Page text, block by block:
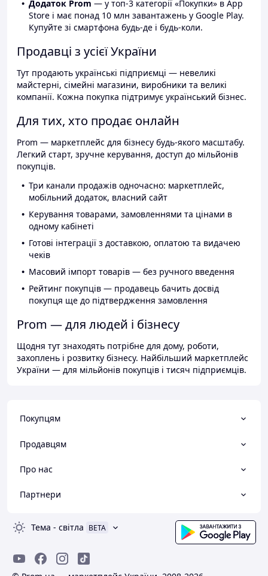
Додаток Prom — у топ-3 категорії «Покупки» в App
Store і має понад 10 млн завантажень у Google Play.
Купуйте зі смартфона будь-де і будь-коли.
Продавці з усієї України
Тут продають українські підприємці — невеликі
майстерні, сімейні магазини, виробники та великі
компанії. Кожна покупка підтримує український бізнес.
Для тих, хто продає онлайн
Prom — маркетплейс для бізнесу будь-якого масштабу.
Легкий старт, зручне керування, доступ до мільйонів
покупців.
Три канали продажів одночасно: маркетплейс,
мобільний додаток, власний сайт
Керування товарами, замовленнями та цінами в
одному кабінеті
Готові інтеграції з доставкою, оплатою та видачею
чеків
Масовий імпорт товарів — без ручного введення
Рейтинг покупців — продавець бачить досвід
покупця ще до підтвердження замовлення
Prom — для людей і бізнесу
Щодня тут знаходять потрібне для дому, роботи,
захоплень і розвитку бізнесу. Найбільший маркетплейс
України — для мільйонів покупців і тисяч підприємців.
Покупцям
Продавцям
Про нас
Партнери
Тема - світла BETA